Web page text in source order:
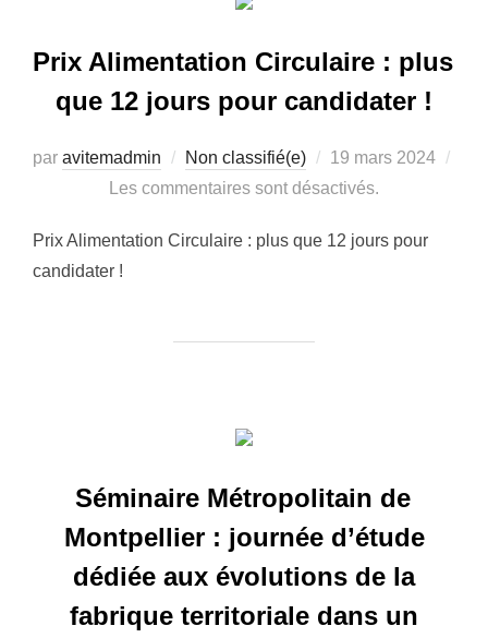
Prix Alimentation Circulaire : plus
que 12 jours pour candidater !
par avitemadmin Non classifié(e)
Publié
le
19 mars 2024
Les commentaires sont désactivés.
Prix Alimentation Circulaire : plus que 12 jours pour
candidater !
Séminaire Métropolitain de
Montpellier : journée d’étude
dédiée aux évolutions de la
fabrique territoriale dans un